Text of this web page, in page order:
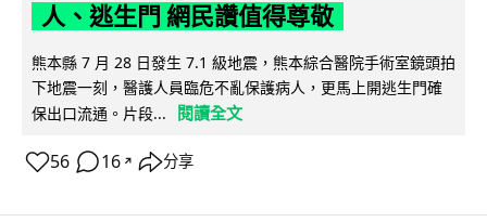
人、逃生門 網民讚值得尊敬
熊本縣 7 月 28 日發生 7.1 級地震，熊本綜合醫院手術室鏡頭拍
下地震一刻，醫護人員臨危不亂保護病人，更馬上開逃生門確
保出口流通。片段...
閱讀全文
56 16 ↗ 分享